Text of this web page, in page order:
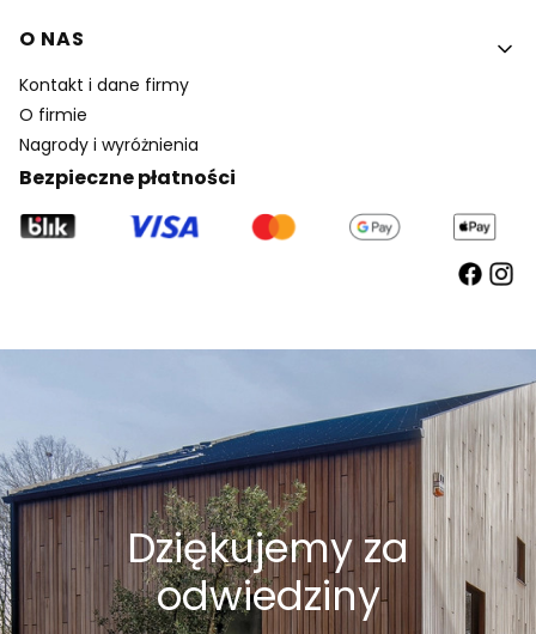
O NAS
Kontakt i dane firmy
O firmie
Nagrody i wyróżnienia
Bezpieczne płatności
Dziękujemy za
odwiedziny